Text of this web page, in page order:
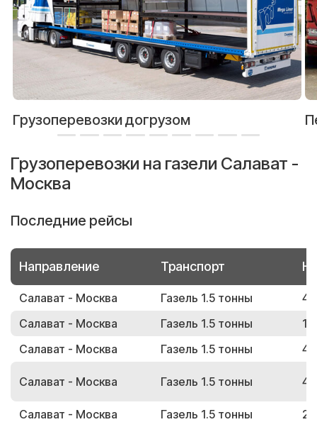
Грузоперевозки догрузом
Грузоперевозки на газели Салават -
Москва
Последние рейсы
Направление Транспорт
Салават - Москва Газель 1.5 тонны
Салават - Москва
Газель 1.5 тонны
Салават - Москва
Газель 1.5 тонны
Салават - Москва Газель 1.5 тонны
Салават - Москва Газель 1.5 тонны